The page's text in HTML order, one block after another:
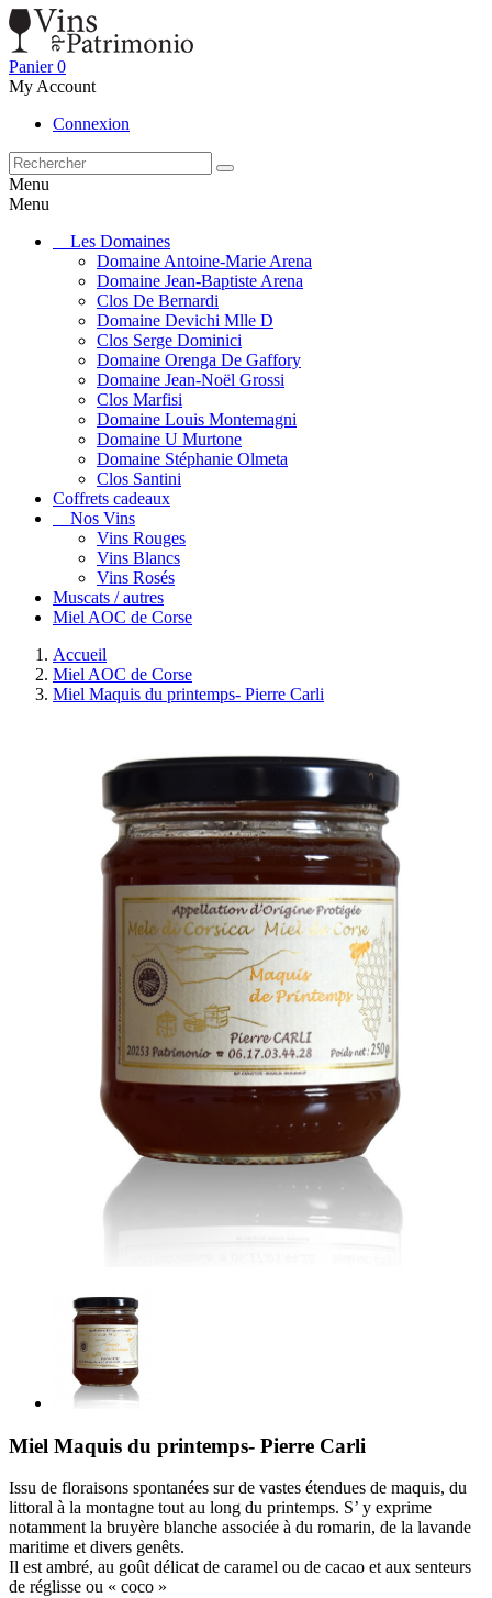
Panier 0
My Account
Connexion
Menu
Menu
Les Domaines
Domaine Antoine-Marie Arena
Domaine Jean-Baptiste Arena
Clos De Bernardi
Domaine Devichi Mlle D
Clos Serge Dominici
Domaine Orenga De Gaffory
Domaine Jean-Noël Grossi
Clos Marfisi
Domaine Louis Montemagni
Domaine U Murtone
Domaine Stéphanie Olmeta
Clos Santini
Coffrets cadeaux
Nos Vins
Vins Rouges
Vins Blancs
Vins Rosés
Muscats / autres
Miel AOC de Corse
Accueil
Miel AOC de Corse
Miel Maquis du printemps- Pierre Carli
Miel Maquis du printemps- Pierre Carli
Issu de floraisons spontanées sur de vastes étendues de maquis, du
littoral à la montagne tout au long du printemps. S’ y exprime
notamment la bruyère blanche associée à du romarin, de la lavande
maritime et divers genêts.
Il est ambré, au goût délicat de caramel ou de cacao et aux senteurs
de réglisse ou « coco »